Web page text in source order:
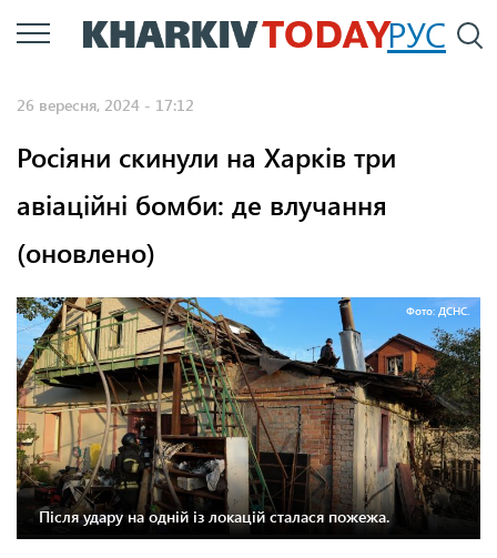
Перейти
до
РУС
26 вересня, 2024 - 17:12
Росіяни скинули на Харків три
авіаційні бомби: де влучання
(оновлено)
Фото: ДСНС.
Після удару на одній із локацій сталася пожежа.